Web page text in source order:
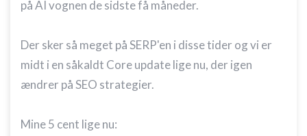
på AI vognen de sidste få måneder.
Der sker så meget på SERP'en i disse tider og vi er
midt i en såkaldt Core update lige nu, der igen
ændrer på SEO strategier.
Mine 5 cent lige nu: